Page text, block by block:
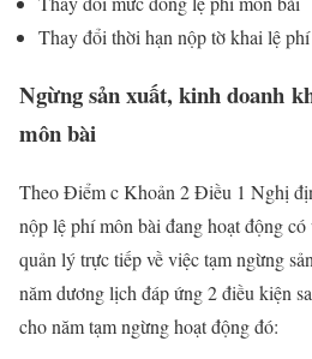
Thay đổi thời hạn nộp tờ khai lệ
Ngừng sản xuất, kinh doanh
môn bài
Theo Điểm c Khoản 2 Điều 1 Nghị
nộp lệ phí môn bài đang hoạt động
quản lý trực tiếp về việc tạm ngừng
năm dương lịch đáp ứng 2 điều kiện
cho năm tạm ngừng hoạt động đó: